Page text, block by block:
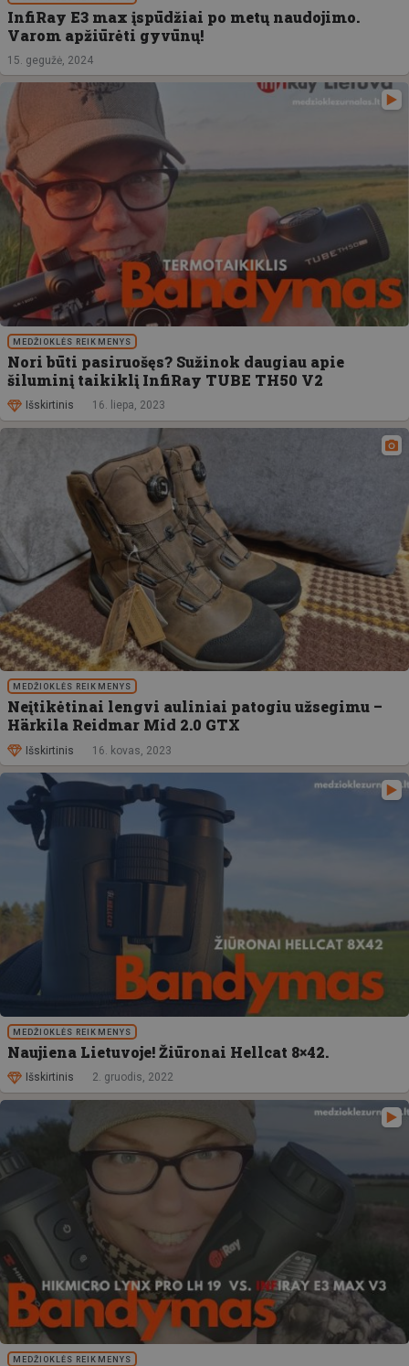
InfiRay E3 max įspūdžiai po metų naudojimo.
Varom apžiūrėti gyvūnų!
15. gegužė, 2024
MEDŽIOKLĖS REIKMENYS
Nori būti pasiruošęs? Sužinok daugiau apie
šiluminį taikiklį InfiRay TUBE TH50 V2
Išskirtinis 16. liepa, 2023
MEDŽIOKLĖS REIKMENYS
Neįtikėtinai lengvi auliniai patogiu užsegimu –
Härkila Reidmar Mid 2.0 GTX
Išskirtinis 16. kovas, 2023
MEDŽIOKLĖS REIKMENYS
Naujiena Lietuvoje! Žiūronai Hellcat 8×42.
Išskirtinis 2. gruodis, 2022
MEDŽIOKLĖS REIKMENYS